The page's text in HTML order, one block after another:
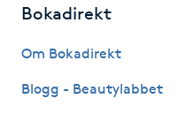
Personlig tränare
Bokadirekt
Om Bokadirekt
Blogg - Beautylabbet